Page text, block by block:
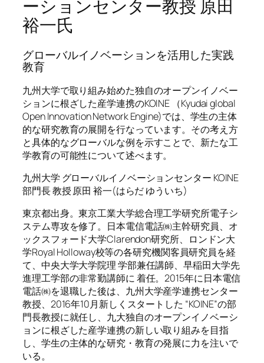
ーションセンター教授 原田
裕一氏
グローバルイノベーションを活用した実践
教育
九州大学で取り組み始めた独自のオープンイノベー
ションに根ざした産学連携のKOINE （Kyudai global
Open Innovation Network Engine)では、学生の主体
的な研究教育の展開を行なっています。その考え方
と具体的なグローバルな例を示すことで、新たな工
学教育の可能性について述べます。
九州大学 グローバルイノベーションセンター KOINE
部門長 教授 原田 裕一(はらだ ゆういち)
東京都出身。東京工業大学総合理工学研究所電子シ
ステム専攻を修了。日本電信電話㈱主幹研究員、オ
ックスフォード大学Clarendon研究所、ロンドン大
学Royal Holloway校等の各研究機関客員研究員を経
て、中央大学大学院理 学部兼任講師、早稲田大学先
進理工学部の非常勤講師に 着任。2015年に日本電信
電話㈱を退職した後は、九州大学産学連携センター
教授、2016年10月新しくスタートした “KOINE”の部
門長教授に就任し、九大独自のオープンイノベーシ
ョンに根ざした産学連携の新しい取り組みを目指
し、学生の主体的な研究・教育の発展に力を注いで
いる。